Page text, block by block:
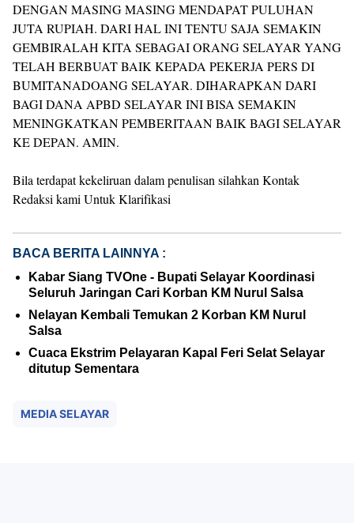
DENGAN MASING MASING MENDAPAT PULUHAN
JUTA RUPIAH. DARI HAL INI TENTU SAJA SEMAKIN
GEMBIRALAH KITA SEBAGAI ORANG SELAYAR YANG
TELAH BERBUAT BAIK KEPADA PEKERJA PERS DI
BUMITANADOANG SELAYAR. DIHARAPKAN DARI
BAGI DANA APBD SELAYAR INI BISA SEMAKIN
MENINGKATKAN PEMBERITAAN BAIK BAGI SELAYAR
KE DEPAN. AMIN.
Bila terdapat kekeliruan dalam penulisan silahkan Kontak
Redaksi kami Untuk Klarifikasi
BACA BERITA LAINNYA :
Kabar Siang TVOne - Bupati Selayar Koordinasi
Seluruh Jaringan Cari Korban KM Nurul Salsa
Nelayan Kembali Temukan 2 Korban KM Nurul
Salsa
Cuaca Ekstrim Pelayaran Kapal Feri Selat Selayar
ditutup Sementara
MEDIA SELAYAR